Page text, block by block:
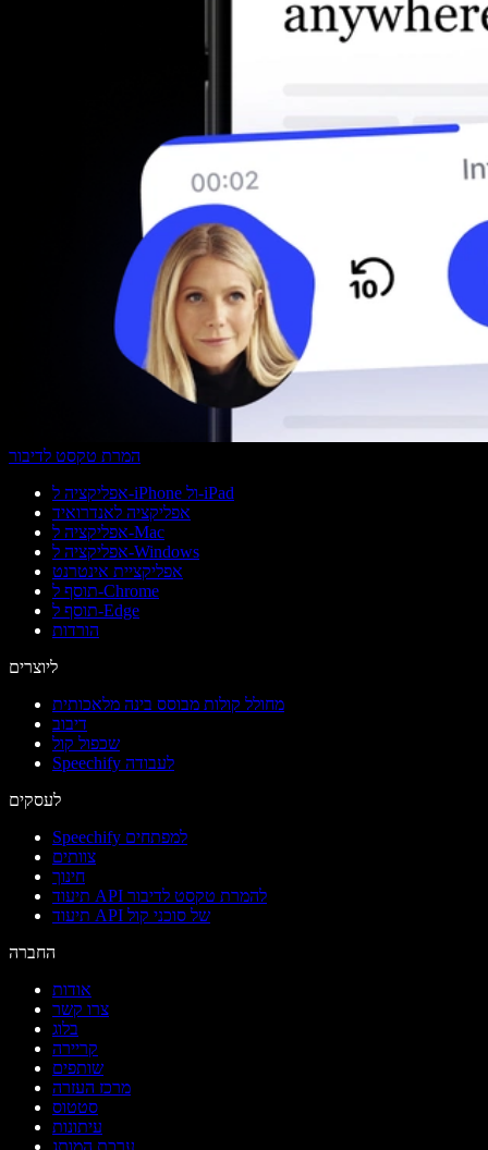
המרת טקסט לדיבור
אפליקציה ל-iPhone ול-iPad
אפליקציה לאנדרואיד
אפליקציה ל-Mac
אפליקציה ל-Windows
אפליקציית אינטרנט
תוסף ל-Chrome
תוסף ל-Edge
הורדות
ליוצרים
מחולל קולות מבוסס בינה מלאכותית
דיבוב
שכפול קול
Speechify לעבודה
לעסקים
Speechify למפתחים
צוותים
חינוך
תיעוד API להמרת טקסט לדיבור
תיעוד API של סוכני קול
החברה
אודות
צרו קשר
בלוג
קריירה
שותפים
מרכז העזרה
סטטוס
עיתונות
ערכת המותג